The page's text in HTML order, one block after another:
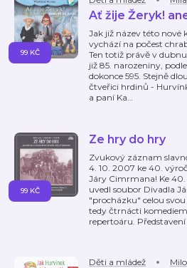
Ať žije Žeryk!
Jak již název této nové
vychází na počest
Ten totiž právě v
již 85. narozeniny,
dokonce 595. Stejně
čtveřici hrdinů -
a paní Ka…
99 KČ
Ze hry do hry
Zvukový záznam
4. 10. 2007 ke 40.
Járy Cimrmana! Ke
uvedl soubor Divadla
"procházku" celou
tedy čtrnácti
repertoáru.
99 KČ
Děti a mládež